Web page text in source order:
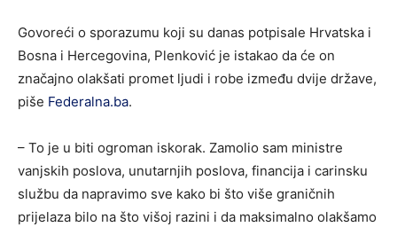
Govoreći o sporazumu koji su danas potpisale Hrvatska i
Bosna i Hercegovina, Plenković je istakao da će on
značajno olakšati promet ljudi i robe između dvije države,
piše Federalna.ba.
– To je u biti ogroman iskorak. Zamolio sam ministre
vanjskih poslova, unutarnjih poslova, financija i carinsku
službu da napravimo sve kako bi što više graničnih
prijelaza bilo na što višoj razini i da maksimalno olakšamo